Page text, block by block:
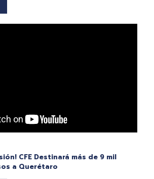
CFE Destinará más de 9 mil
a Querétaro